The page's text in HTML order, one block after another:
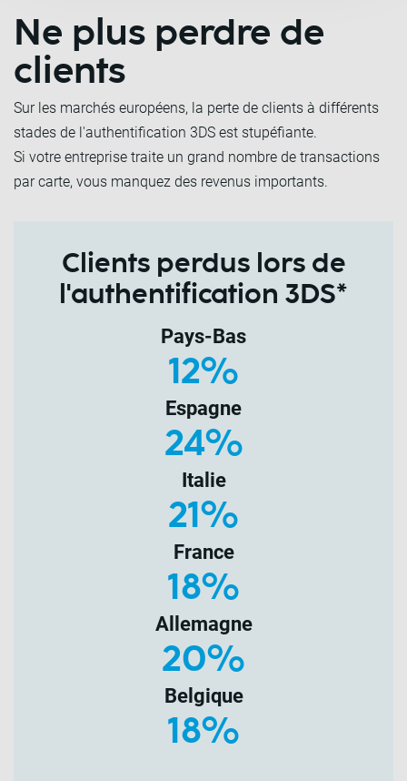
Ne plus perdre de
clients
Sur les marchés européens, la perte de clients à différents
stades de l'authentification 3DS est stupéfiante.
Si votre entreprise traite un grand nombre de transactions
par carte, vous manquez des revenus importants.
Clients perdus lors de
l'authentification 3DS*
Pays-Bas
12%
Espagne
24%
Italie
21%
France
18%
Allemagne
20%
Belgique
18%